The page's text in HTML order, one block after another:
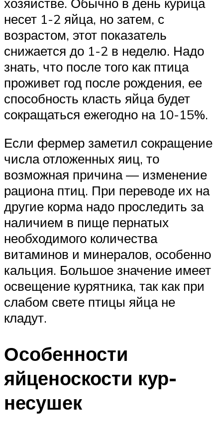
несет 1-2 яйца, но затем, с
возрастом, этот показатель
снижается до 1-2 в неделю. Надо
знать, что после того как птица
проживет год после рождения, ее
способность класть яйца будет
сокращаться ежегодно на 10-15%.
Если фермер заметил сокращение
числа отложенных яиц, то
возможная причина — изменение
рациона птиц. При переводе их на
другие корма надо проследить за
наличием в пище пернатых
необходимого количества
витаминов и минералов, особенно
кальция. Большое значение имеет
освещение курятника, так как при
слабом свете птицы яйца не
кладут.
Особенности
яйценоскости кур-
несушек